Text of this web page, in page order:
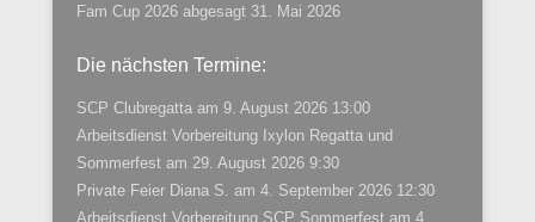
Fam Cup 2026 abgesagt 31. Mai 2026
Die nächsten Termine:
SCP Clubregatta am 9. August 2026 13:00
Arbeitsdienst Vorbereitung Ixylon Regatta und
Sommerfest am 29. August 2026 9:30
Private Feier Diana S. am 4. September 2026 12:30
Arbeitsdienst Vorbereitung SCP Sommerfest am 4.